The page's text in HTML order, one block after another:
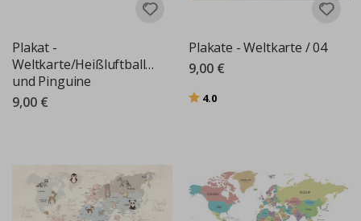
Plakat -
Weltkarte/Heißluftballons
und Pinguine
9,00 €
Plakate - Weltkarte / 04
9,00 €
Bewertung:
4.0